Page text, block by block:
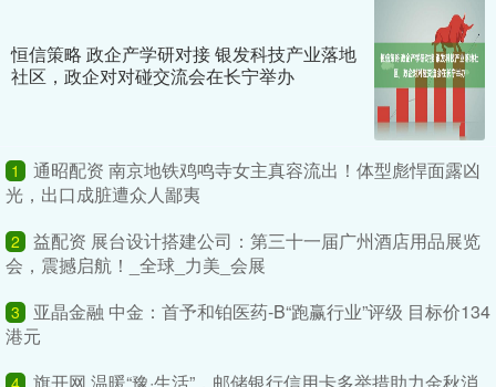
恒信策略 政企产学研对接 银发科技产业落地
社区，政企对对碰交流会在长宁举办
1
通昭配资 南京地铁鸡鸣寺女主真容流出！体型彪悍面露凶
光，出口成脏遭众人鄙夷
2
益配资 展台设计搭建公司：第三十一届广州酒店用品展览
会，震撼启航！_全球_力美_会展
3
亚晶金融 中金：首予和铂医药-B“跑赢行业”评级 目标价134
港元
4